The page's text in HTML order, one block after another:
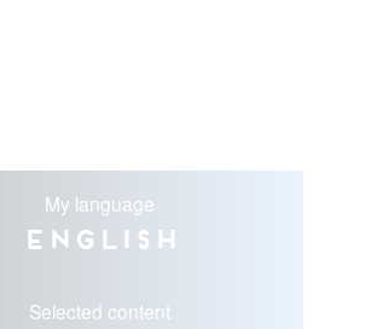
My language
English
Selected content